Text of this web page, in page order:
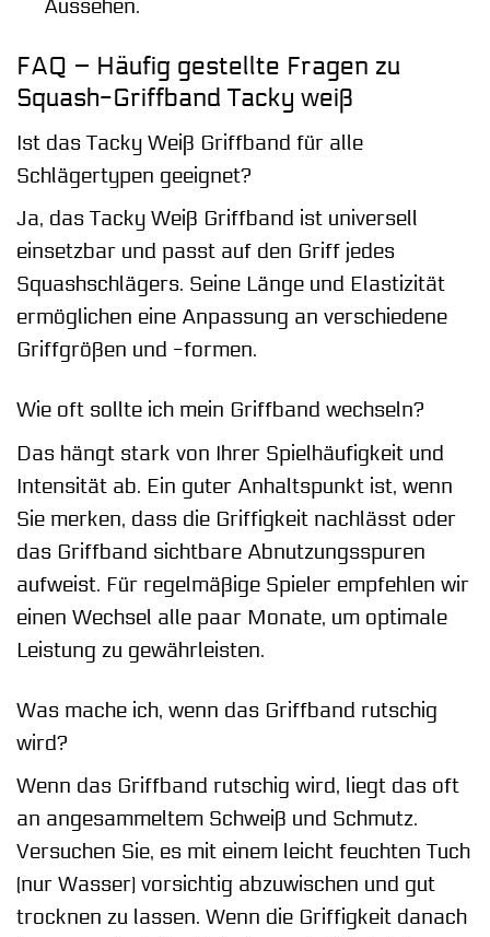
Aussehen.
FAQ – Häufig gestellte Fragen zu
Squash-Griffband Tacky weiß
Ist das Tacky Weiß Griffband für alle
Schlägertypen geeignet?
Ja, das Tacky Weiß Griffband ist universell
einsetzbar und passt auf den Griff jedes
Squashschlägers. Seine Länge und Elastizität
ermöglichen eine Anpassung an verschiedene
Griffgrößen und -formen.
Wie oft sollte ich mein Griffband wechseln?
Das hängt stark von Ihrer Spielhäufigkeit und
Intensität ab. Ein guter Anhaltspunkt ist, wenn
Sie merken, dass die Griffigkeit nachlässt oder
das Griffband sichtbare Abnutzungsspuren
aufweist. Für regelmäßige Spieler empfehlen wir
einen Wechsel alle paar Monate, um optimale
Leistung zu gewährleisten.
Was mache ich, wenn das Griffband rutschig
wird?
Wenn das Griffband rutschig wird, liegt das oft
an angesammeltem Schweiß und Schmutz.
Versuchen Sie, es mit einem leicht feuchten Tuch
(nur Wasser) vorsichtig abzuwischen und gut
trocknen zu lassen. Wenn die Griffigkeit danach